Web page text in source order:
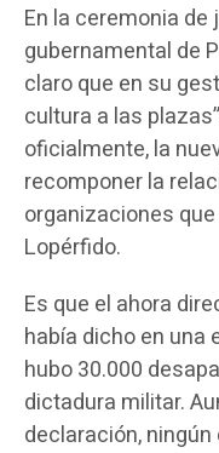
En la ceremonia
gubernamental de
claro que en su
cultura a las
oficialmente, la
recomponer la
organizaciones
Lopérfido.
Es que el ahora
había dicho en una
hubo 30.000
dictadura militar.
declaración,